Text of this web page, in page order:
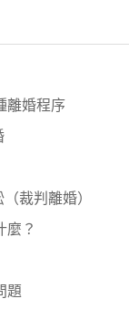
離婚程序
裁判離婚）
麼？
題